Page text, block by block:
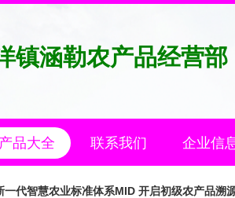
镇涵勒农产品经营部
产品大全 联系我们 企业信
一代智慧农业标准体系MID 开启初级农产品溯